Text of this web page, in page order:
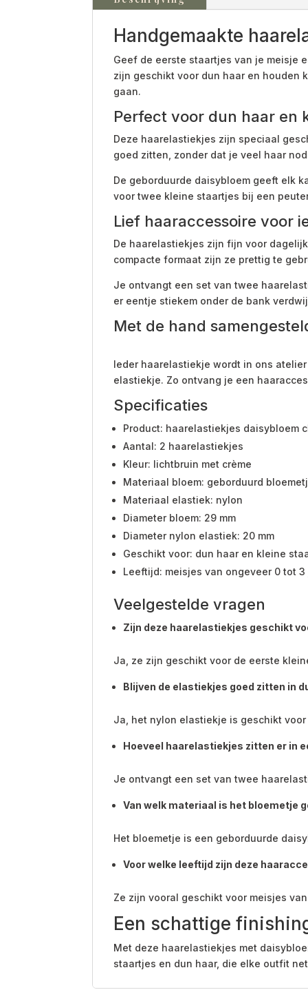
Handgemaakte
Geef de eerste staartjes van je meisje
zijn geschikt voor dun haar en houden
gaan.
Perfect voor dun haar en
Deze haarelastiekjes zijn speciaal
goed zitten, zonder dat je veel haar
De geborduurde daisybloem geeft elk
voor twee kleine staartjes bij een
Lief haaraccessoire voor
De haarelastiekjes zijn fijn voor
compacte formaat zijn ze prettig te
Je ontvangt een set van twee
er eentje stiekem onder de bank
Met de hand
Ieder haarelastiekje wordt in ons
elastiekje. Zo ontvang je een
Specificaties
Product: haarelastiekjes daisybloem
Aantal: 2 haarelastiekjes
Kleur: lichtbruin met crème
Materiaal bloem: geborduurd
Materiaal elastiek: nylon
Diameter bloem: 29 mm
Diameter nylon elastiek: 20 mm
Geschikt voor: dun haar en kleine
Leeftijd: meisjes van ongeveer 0 tot 3
Veelgestelde vragen
Zijn deze haarelastiekjes geschikt
Ja, ze zijn geschikt voor de eerste
Blijven de elastiekjes goed zitten in
Ja, het nylon elastiekje is geschikt
Hoeveel haarelastiekjes zitten er in
Je ontvangt een set van twee
Van welk materiaal is het bloemetje
Het bloemetje is een geborduurde
Voor welke leeftijd zijn deze
Ze zijn vooral geschikt voor meisjes
Een schattige
Met deze haarelastiekjes met
staartjes en dun haar, die elke outfit